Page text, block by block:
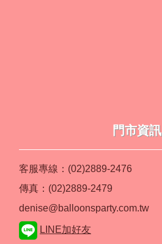
門市資訊
客服專線：(02)2889-2476
傳真：(02)2889-2479
denise@balloonsparty.com.tw
LINE加好友